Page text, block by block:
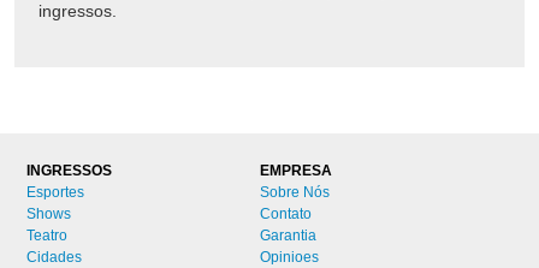
ingressos.
INGRESSOS
Esportes
Shows
Teatro
Cidades
EMPRESA
Sobre Nós
Contato
Garantia
Opinioes